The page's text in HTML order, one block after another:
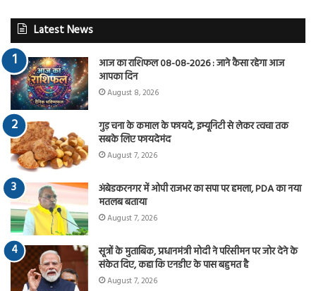
Latest News
आज का राशिफल 08-08-2026 : जाने कैसा रहेगा आज
आपका दिन
August 8, 2026
गुड़ चना के कमाल के फायदे, इम्यूनिटी से लेकर त्वचा तक
सबके लिए फायदेमंद
August 7, 2026
अंबेडकरनगर में ओपी राजभर का सपा पर हमला, PDA का नया
मतलब बताया
August 7, 2026
सूत्रों के मुताबिक, प्रधानमंत्री मोदी ने परिसीमन पर जोर देने के
संकेत दिए, कहा कि एनडीए के पास बहुमत है
August 7, 2026